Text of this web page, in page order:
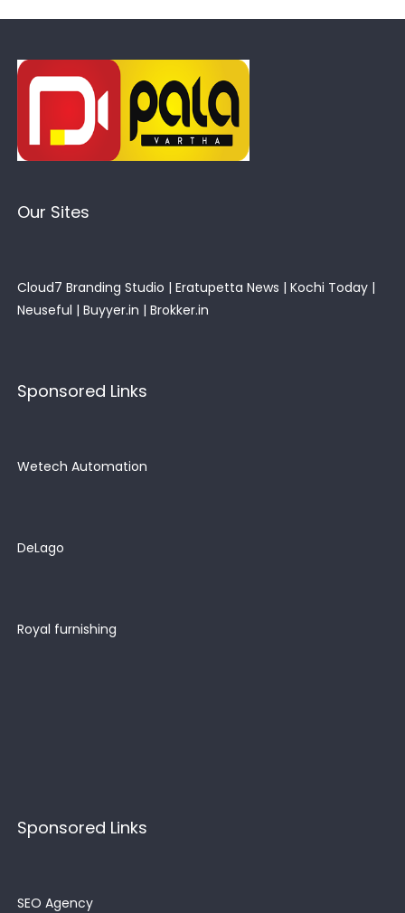
Our Sites
Cloud7 Branding Studio | Eratupetta News | Kochi Today |
Neuseful | Buyyer.in | Brokker.in
Sponsored Links
Wetech Automation
DeLago
Royal furnishing
Sponsored Links
SEO Agency